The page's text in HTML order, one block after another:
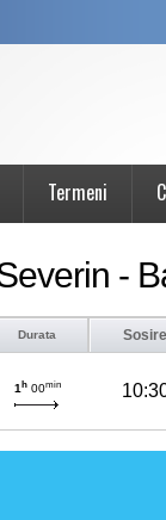
Termeni
-
Durata Sosire
1 h00min